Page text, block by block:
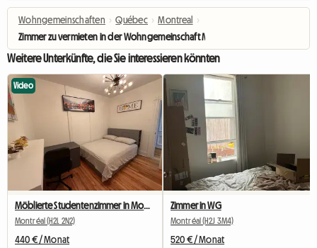
Wohngemeinschaften › Québec › Montreal
›
Zimmer zu vermieten in der Wohngemeinschaft Metro Beaubien
Weitere Unterkünfte, die Sie interessieren könnten
Video
Möblierte Studentenzimmer in Montreal zu vermieten
Montréal (H2L 2N2)
440 € / Monat
Zimmer in WG
Montréal (H2J 3M4)
520 € / Monat